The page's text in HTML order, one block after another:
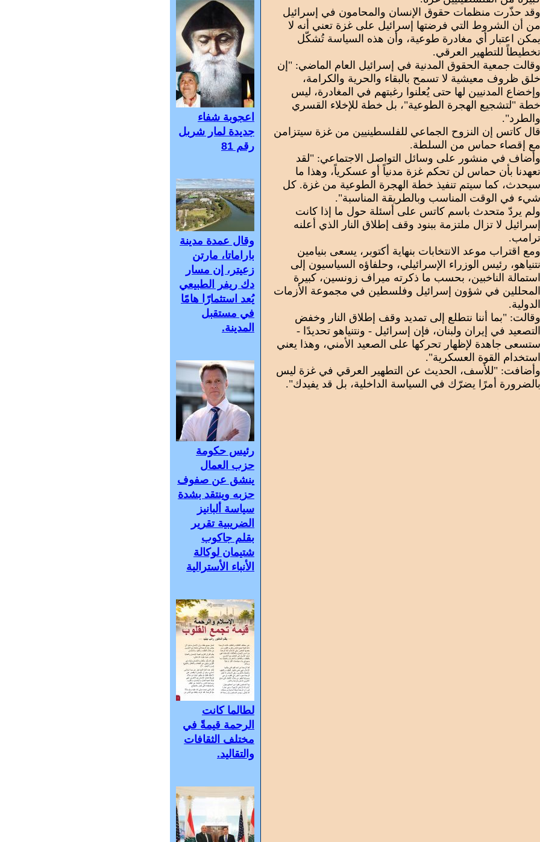
وقد حذّرت منظمات حقوق الإنسان والمحامون في إسرائيل
من أن الشروط التي فرضتها إسرائيل على غزة تعني أنه لا
يمكن اعتبار أي مغادرة طوعية، وأن هذه السياسة تُشكّل
تخطيطاً للتطهير العرقي.
وقالت جمعية الحقوق المدنية في إسرائيل العام الماضي: "إن
خلق ظروف معيشية لا تسمح بالبقاء والحرية والكرامة،
وإخضاع المدنيين لها حتى يُعلنوا رغبتهم في المغادرة، ليس
خطة "لتشجيع الهجرة الطوعية"، بل خطة للإخلاء القسري
والطرد".
قال كاتس إن النزوح الجماعي للفلسطينيين من غزة سيتزامن
مع إقصاء حماس من السلطة.
وأضاف في منشور على وسائل التواصل الاجتماعي: "لقد
تعهدنا بأن حماس لن تحكم غزة مدنياً أو عسكرياً، وهذا ما
سيحدث، كما سيتم تنفيذ خطة الهجرة الطوعية من غزة. كل
شيء في الوقت المناسب وبالطريقة المناسبة".
ولم يردّ متحدث باسم كاتس على أسئلة حول ما إذا كانت
إسرائيل لا تزال ملتزمة ببنود وقف إطلاق النار الذي أعلنه
ترامب.
ومع اقتراب موعد الانتخابات بنهاية أكتوبر، يسعى بنيامين
نتنياهو، رئيس الوزراء الإسرائيلي، وحلفاؤه السياسيون إلى
استمالة الناخبين، بحسب ما ذكرته ميراف زونسين، كبيرة
المحللين في شؤون إسرائيل وفلسطين في مجموعة الأزمات
الدولية.
وقالت: "بما أننا نتطلع إلى تمديد وقف إطلاق النار وخفض
التصعيد في إيران ولبنان، فإن إسرائيل - ونتنياهو تحديدًا -
ستسعى جاهدة لإظهار تحركها على الصعيد الأمني، وهذا يعني
استخدام القوة العسكرية".
وأضافت: "للأسف، الحديث عن التطهير العرقي في غزة ليس
بالضرورة أمرًا يضرّك في السياسة الداخلية، بل قد يفيدك".
اعجوبة شفاء
جديدة لمار شربل
رقم 81
وقال عمدة مدينة
باراماتا، مارتن
زعيتر، إن مسار
دك ريفر الطبيعي
يُعد استثمارًا هامًا
في مستقبل
المدينة.
رئيس حكومة
حزب العمال
ينشق عن صفوف
حزبه وينتقد بشدة
سياسة ألبانيز
الضريبية تقرير
بقلم جاكوب
شتيمان لوكالة
الأنباء الأسترالية
لطالما كانت
الرحمة قيمةً في
مختلف الثقافات
والتقاليد.